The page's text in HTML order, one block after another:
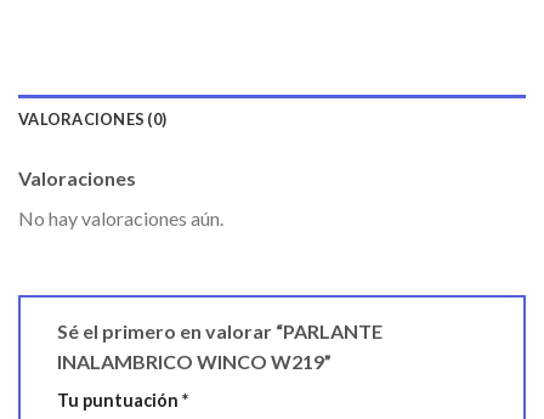
VALORACIONES (0)
Valoraciones
No hay valoraciones aún.
Sé el primero en valorar “PARLANTE
INALAMBRICO WINCO W219”
Tu puntuación *